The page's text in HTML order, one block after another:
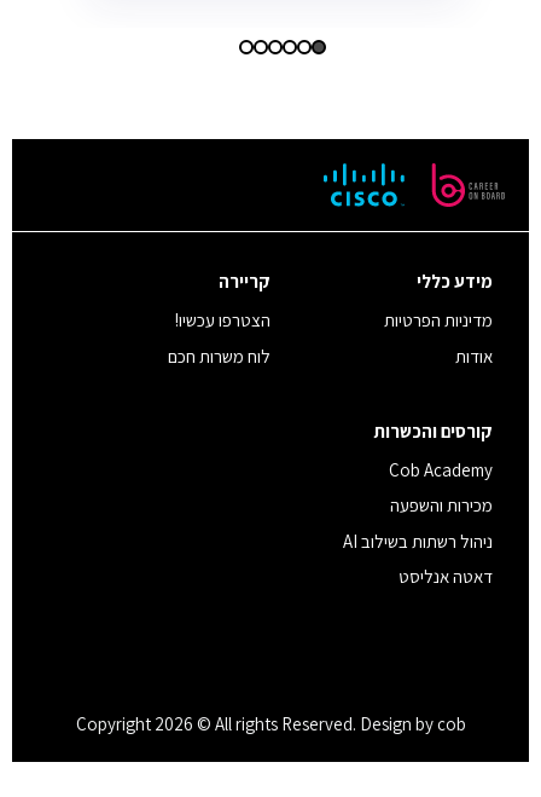
מידע כללי
מדיניות הפרטיות
אודות
קריירה
הצטרפו עכשיו!
לוח משרות חכם
קורסים והכשרות
Cob Academy
מכירות והשפעה
ניהול רשתות בשילוב AI
דאטה אנליסט
Copyright 2026 © All rights Reserved. Design by cob